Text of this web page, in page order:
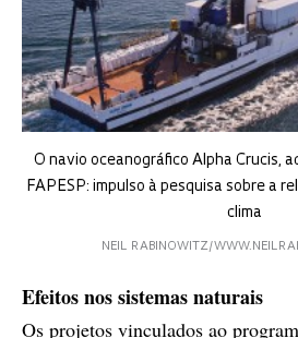
O navio oceanográfico Alpha Crucis,
FAPESP: impulso à pesquisa sobre a
clima
NEIL RABINOWITZ/
Efeitos nos sistemas naturais
Os projetos vinculados ao